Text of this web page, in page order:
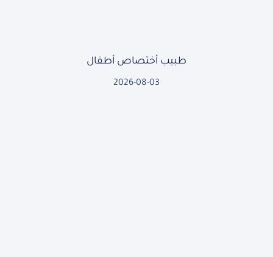
طبيب أختصاص أطفال
2026-08-03